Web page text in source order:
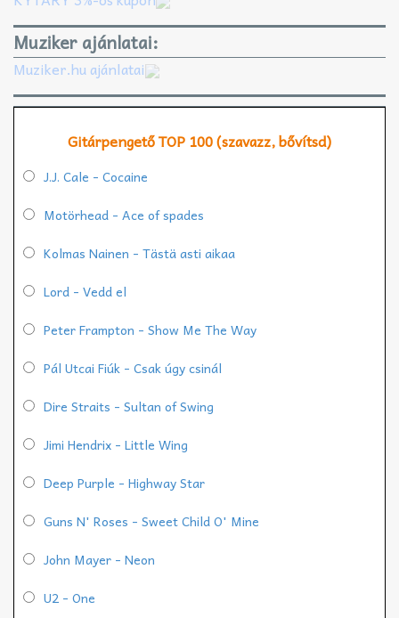
Muziker ajánlatai:
Muziker.hu ajánlatai
Gitárpengető TOP 100 (szavazz, bővítsd)
J.J. Cale - Cocaine
Motörhead - Ace of spades
Kolmas Nainen - Tästä asti aikaa
Lord - Vedd el
Peter Frampton - Show Me The Way
Pál Utcai Fiúk - Csak úgy csinál
Dire Straits - Sultan of Swing
Jimi Hendrix - Little Wing
Deep Purple - Highway Star
Guns N' Roses - Sweet Child O' Mine
John Mayer - Neon
U2 - One